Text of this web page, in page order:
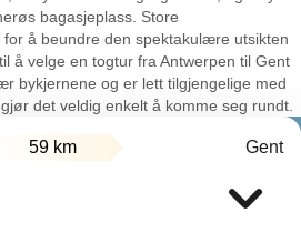
bagasjeplass. Store
å beundre den spektakulære utsikten
å velge en togtur fra Antwerpen til Gent
bykjernene og er lett tilgjengelige med
det veldig enkelt å komme seg rundt.
59 km Gent